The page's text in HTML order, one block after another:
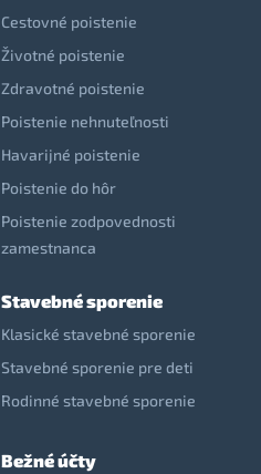
Cestovné poistenie
Životné poistenie
Zdravotné poistenie
Poistenie nehnuteľnosti
Havarijné poistenie
Poistenie do hôr
Poistenie zodpovednosti
zamestnanca
Stavebné sporenie
Klasické stavebné sporenie
Stavebné sporenie pre deti
Rodinné stavebné sporenie
Bežné účty